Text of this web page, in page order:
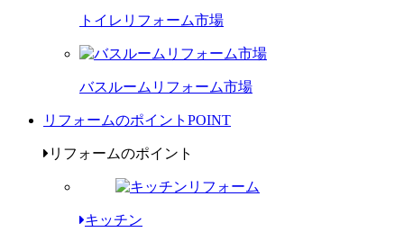
トイレリフォーム市場
バスルームリフォーム市場
リフォームのポイント POINT
リフォームのポイント
キッチン